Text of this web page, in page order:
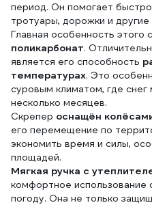
период. Он помогает
тротуары, дорожки и другие
Главная особенность этого
поликарбонат.
является его способность
температурах. Это
суровым климатом, где
несколько месяцев.
Скрепер оснащён
его перемещение по
экономить время и силы,
площадей.
Мягкая ручка с
комфортное
погоду. Она не только